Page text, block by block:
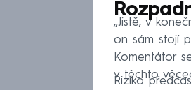
„Jistě, v
on sám stojí
Komentátor
v těchto
Riziko